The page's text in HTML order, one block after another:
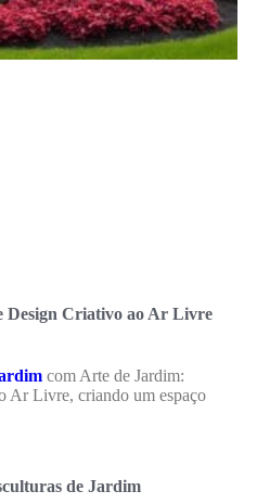
Design Criativo ao Ar Livre
com Arte de Jardim:
Ar Livre, criando um espaço
de Jardim